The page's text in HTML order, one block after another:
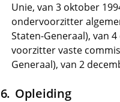
Unie, van 3 oktober
ondervoorzitter
Staten-Generaal), van
voorzitter vaste
Generaal), van 2
Opleiding